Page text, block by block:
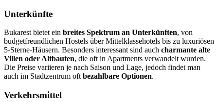
Unterkünfte
Bukarest bietet ein breites Spektrum an Unterkünften, von
budgetfreundlichen Hostels über Mittelklassehotels bis zu luxuriösen
5-Sterne-Häusern. Besonders interessant sind auch charmante alte
Villen oder Altbauten, die oft in Apartments verwandelt wurden.
Die Preise variieren je nach Saison und Lage, jedoch findet man
auch im Stadtzentrum oftbezahlbare Optionen.
Verkehrsmittel